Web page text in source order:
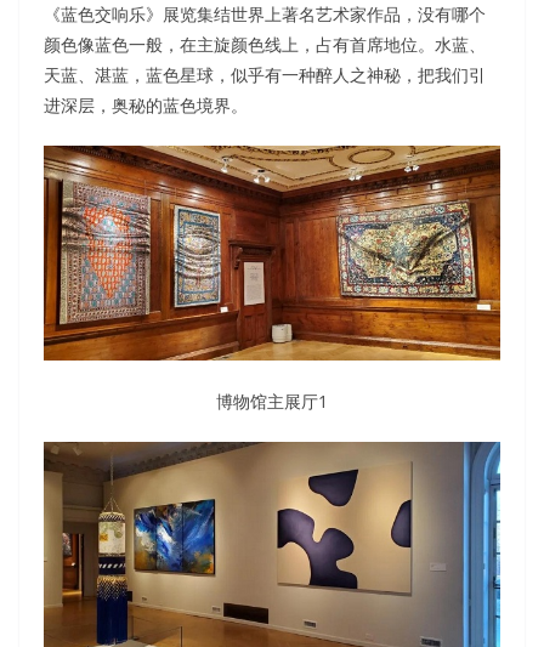
《蓝色交响乐》展览集结世界上著名艺术家作品，没有哪个
颜色像蓝色一般，在主旋颜色线上，占有首席地位。水蓝、
天蓝、湛蓝，蓝色星球，似乎有一种醉人之神秘，把我们引
进深层，奥秘的蓝色境界。
博物馆主展厅1